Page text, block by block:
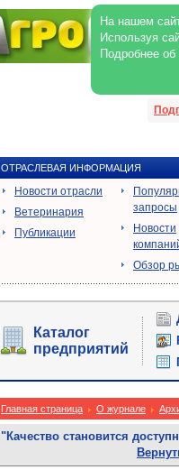
На нашем
Используя
Подробнее
ОТРАСЛЕВАЯ ИНФОРМАЦИЯ
Новости отрасли
Ветеринария
Публикации
запросы
Новости
Обзор
Каталог
предприятий
Главная страница О журнале
"Качество становится